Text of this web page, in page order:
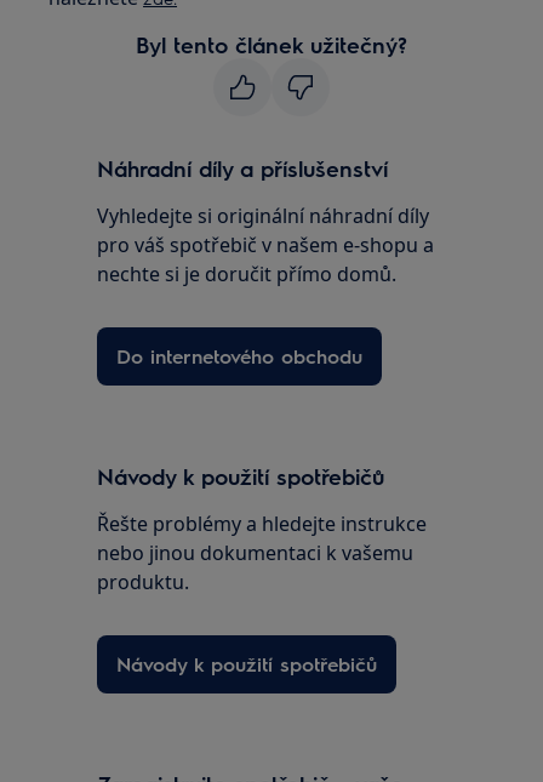
Byl tento článek užitečný?
Náhradní díly a příslušenství
Vyhledejte si originální náhradní díly
pro váš spotřebič v našem e-shopu a
nechte si je doručit přímo domů.
Do internetového obchodu
Návody k použití spotřebičů
Řešte problémy a hledejte instrukce
nebo jinou dokumentaci k vašemu
produktu.
Návody k použití spotřebičů